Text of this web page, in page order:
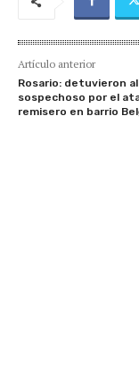
Artículo anterior
Rosario: detuvieron al
sospechoso por el
remisero en barrio